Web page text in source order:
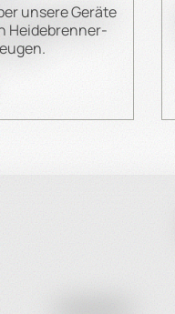
unsere Geräte
Heidebrenner-